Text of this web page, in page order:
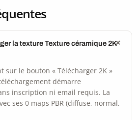
la texture Texture céramique 2K
sur le bouton « Télécharger 2K »
démarre
inscription ni email requis. La
ses 0 maps PBR (diffuse, normal,